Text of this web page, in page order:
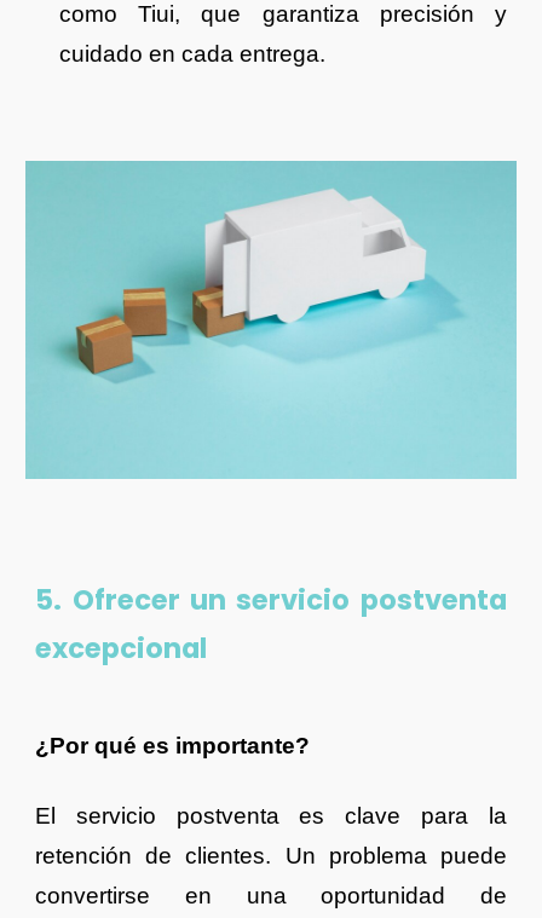
como Tiui, que garantiza precisión y
cuidado en cada entrega.
5. Ofrecer un servicio postventa
excepcional
¿Por qué es importante?
El servicio postventa es clave para la
retención de clientes. Un problema puede
convertirse en una oportunidad de